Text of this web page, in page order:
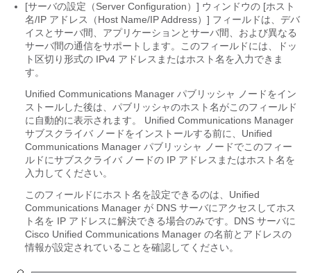
[サーバの設定（Server Configuration）] ウィンドウの [ホスト
名/IP アドレス（Host Name/IP Address）] フィールドは、デバ
イスとサーバ間、アプリケーションとサーバ間、および異なる
サーバ間の通信をサポートします。このフィールドには、ドッ
ト区切り形式の IPv4 アドレスまたはホスト名を入力できま
す。
Unified Communications Manager パブリッシャ ノードをイン
ストールした後は、パブリッシャのホスト名がこのフィールド
に自動的に表示されます。 Unified Communications Manager
サブスクライバ ノードをインストールする前に、 Unified
Communications Manager パブリッシャ ノードでこのフィー
ルドにサブスクライバ ノードの IP アドレスまたはホスト名を
入力してください。
このフィールドにホスト名を設定できるのは、 Unified
Communications Manager が DNS サーバにアクセスしてホス
ト名を IP アドレスに解決できる場合のみです。DNS サーバに
Cisco Unified Communications Manager の名前とアドレスの
情報が設定されていることを確認してください。